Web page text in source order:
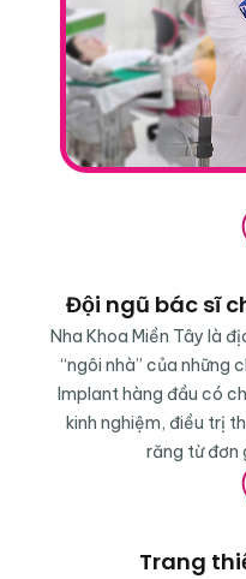
Đội ngũ bác sĩ
Nha Khoa Miền Tây là
“ngôi nhà” của những
Implant hàng đầu có
kinh nghiệm, điều trị
răng từ đơn
Trang